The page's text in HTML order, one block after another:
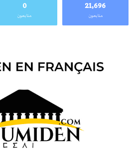
21٬696
متابعون
0
متابعون